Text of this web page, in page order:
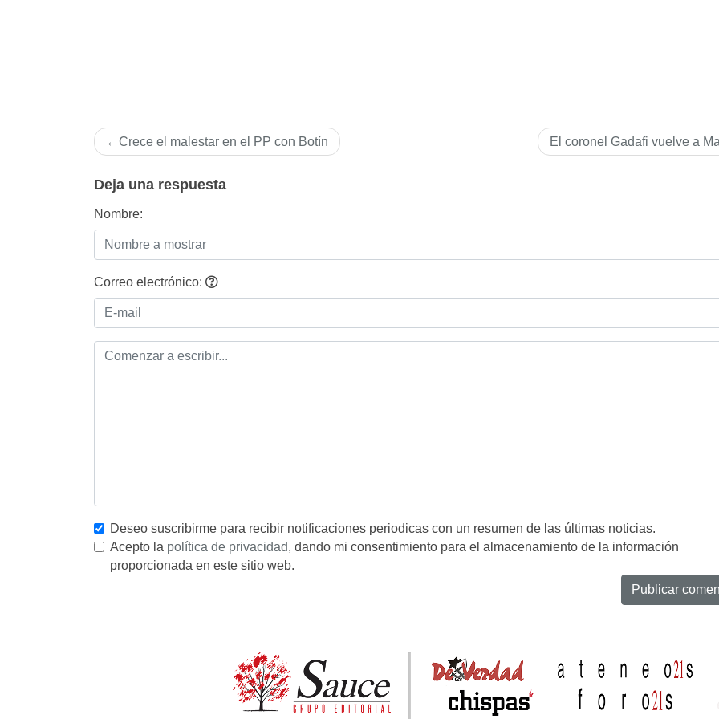
Navegación
de
entradas
Crece el malestar en el PP con Botí­n El coronel Gadafi vuelve a
Deja una respuesta
Nombre:
Correo electrónico:
Deseo suscribirme para recibir notificaciones periodicas con un resumen de las últimas noticias.
Acepto la política de privacidad, dando mi consentimiento para el almacenamiento de la información
proporcionada en este sitio web.